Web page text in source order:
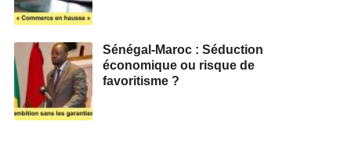
Sénégal-Maroc : Séduction
économique ou risque de
favoritisme ?